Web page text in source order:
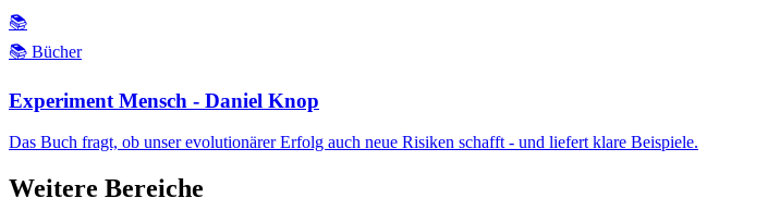
📚
📚 Bücher
Experiment Mensch - Daniel Knop
Das Buch fragt, ob unser evolutionärer Erfolg auch neue Risiken schafft - und liefert klare Beispiele.
Weitere Bereiche